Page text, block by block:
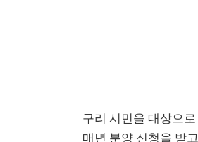
구리 시민을 대상으
매년 분양 신청을 받